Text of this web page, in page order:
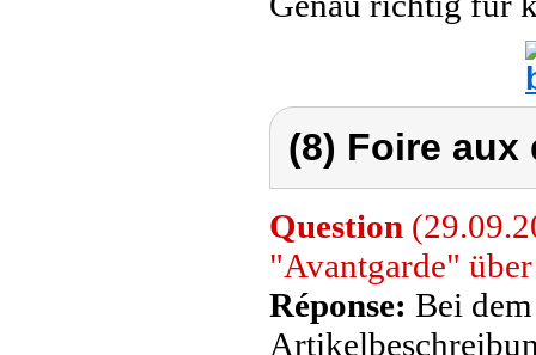
(8) Foire
Question
"Avantgarde"
Réponse: Bei